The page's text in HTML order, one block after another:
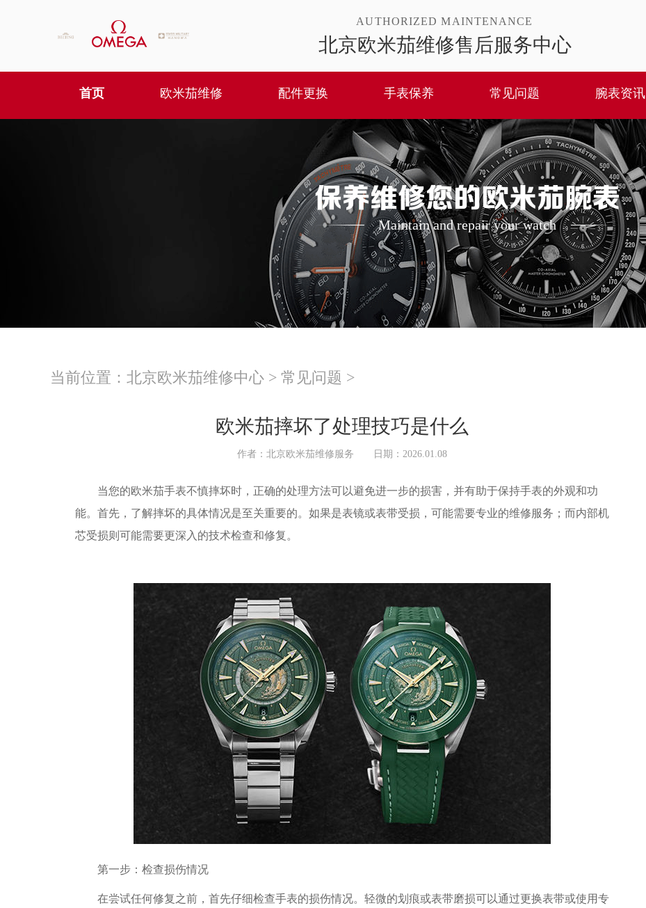
AUTHORIZED MAINTENANCE
北京欧米茄维修售后服务中心
首页 欧米茄维修 配件更换 手表保养 常见问题 腕表资讯
保养维修您的欧米茄腕表
Maintain and repair your watch
当前位置： 北京欧米茄维修中心 > 常见问题 >
欧米茄摔坏了处理技巧是什么
作者：北京欧米茄维修服务 日期：2026.01.08
当您的欧米茄手表不慎摔坏时，正确的处理方法可以避免进一步的损害，并有助于保持手表的外观和功
能。首先，了解摔坏的具体情况是至关重要的。如果是表镜或表带受损，可能需要专业的维修服务；而内部机
芯受损则可能需要更深入的技术检查和修复。
第一步：检查损伤情况
在尝试任何修复之前，首先仔细检查手表的损伤情况。轻微的划痕或表带磨损可以通过更换表带或使用专